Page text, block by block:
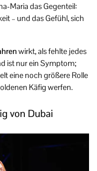
Maria das Gegenteil:
– und das Gefühl, sich
wirkt, als fehlte jedes
ist nur ein Symptom;
eine noch größere Rolle
Käfig werfen.
von Dubai